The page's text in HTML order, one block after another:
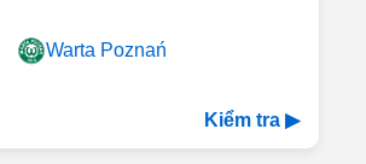
Warta Poznań
Kiểm tra ▶